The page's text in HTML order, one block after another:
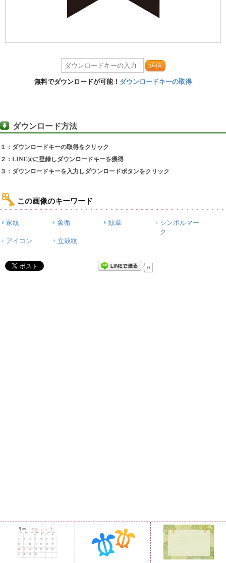
送信
無料でダウンロードが可能！ ダウンロードキーの取得
ダウンロード方法
１：ダウンロードキーの取得をクリック
２：LINE@に登録しダウンロードキーを獲得
３：ダウンロードキーを入力しダウンロードボタンをクリック
この画像のキーワード
家紋 象徴 紋章
シンボルマー
ク
アイコン
立鼓紋
0